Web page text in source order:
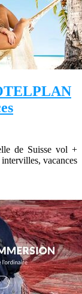
de Suisse vol +
vacances